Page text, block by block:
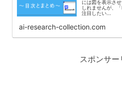
には図を表示さ
しれませんが、
注目したい...
ai-research-collection.com
スポンサー